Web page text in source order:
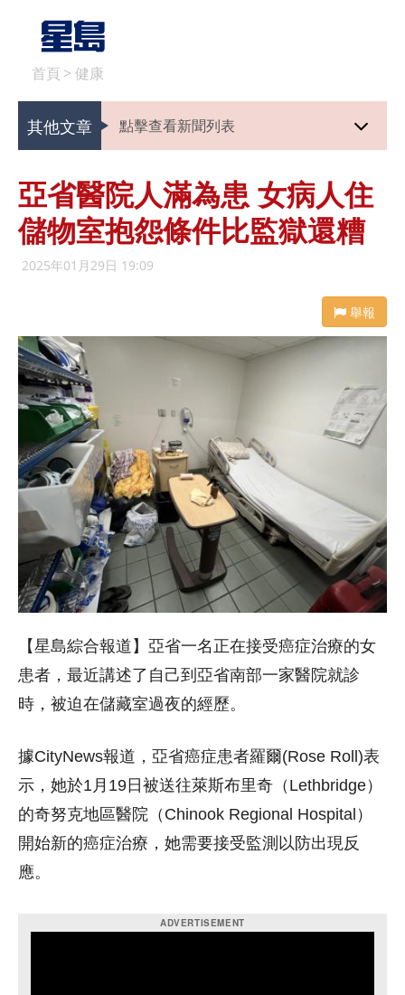
首頁 > 健康
其他文章 點擊查看新聞列表
亞省醫院人滿為患 女病人住
儲物室抱怨條件比監獄還糟
2025年01月29日 19:09
舉報
【星島綜合報道】亞省一名正在接受癌症治療的女
患者，最近講述了自己到亞省南部一家醫院就診
時，被迫在儲藏室過夜的經歷。
據CityNews報道，亞省癌症患者羅爾(Rose Roll)表
示，她於1月19日被送往萊斯布里奇（Lethbridge）
的奇努克地區醫院（Chinook Regional Hospital）
開始新的癌症治療，她需要接受監測以防出現反
應。